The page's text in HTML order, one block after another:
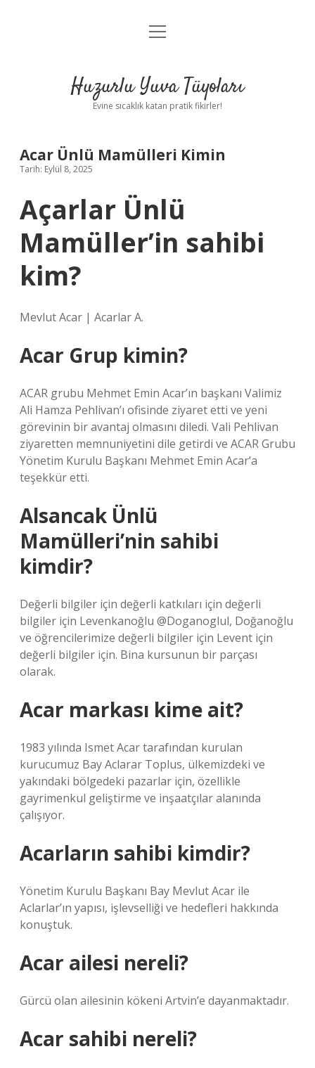
Anasayfa
Yasal Uyarı
menüyü
Huzurlu Yuva Tüyoları
Evine sıcaklık katan pratik fikirler!
Acar Ünlü Mamülleri Kimin
Tarih: Eylül 8, 2025
Açarlar Ünlü
Mamüller’in sahibi
kim?
Mevlut Acar | Acarlar A.
Acar Grup kimin?
ACAR grubu Mehmet Emin Acar’ın başkanı Valimiz
Ali Hamza Pehlivan’ı ofisinde ziyaret etti ve yeni
görevinin bir avantaj olmasını diledi. Vali Pehlivan
ziyaretten memnuniyetini dile getirdi ve ACAR Grubu
Yönetim Kurulu Başkanı Mehmet Emin Acar’a
teşekkür etti.
Alsancak Ünlü
Mamülleri’nin sahibi
kimdir?
Değerli bilgiler için değerli katkıları için değerli
bilgiler için Levenkanoğlu @Doganoglul, Doğanoğlu
ve öğrencilerimize değerli bilgiler için Levent için
değerli bilgiler için. Bina kursunun bir parçası
olarak.
Acar markası kime ait?
1983 yılında Ismet Acar tarafından kurulan
kurucumuz Bay Aclarar Toplus, ülkemizdeki ve
yakındaki bölgedeki pazarlar için, özellikle
gayrimenkul geliştirme ve inşaatçılar alanında
çalışıyor.
Acarların sahibi kimdir?
Yönetim Kurulu Başkanı Bay Mevlut Acar ile
Aclarlar’ın yapısı, işlevselliği ve hedefleri hakkında
konuştuk.
Acar ailesi nereli?
Gürcü olan ailesinin kökeni Artvin’e dayanmaktadır.
Acar sahibi nereli?